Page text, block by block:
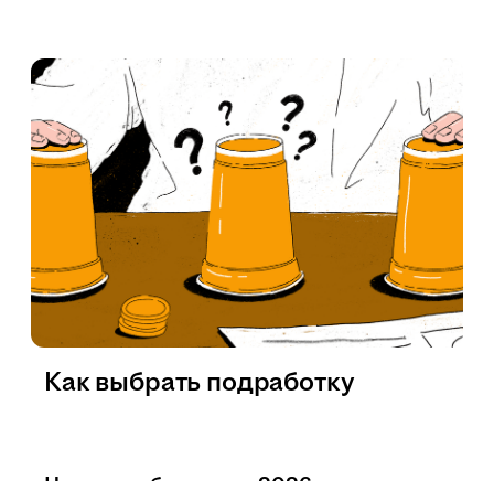
Как выбрать подработку